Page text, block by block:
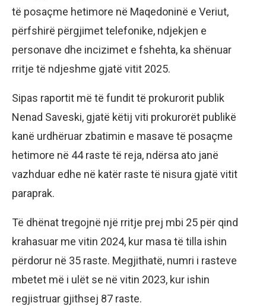
të posaçme hetimore në Maqedoninë e Veriut,
përfshirë përgjimet telefonike, ndjekjen e
personave dhe incizimet e fshehta, ka shënuar
rritje të ndjeshme gjatë vitit 2025.
Sipas raportit më të fundit të prokurorit publik
Nenad Saveski, gjatë këtij viti prokurorët publikë
kanë urdhëruar zbatimin e masave të posaçme
hetimore në 44 raste të reja, ndërsa ato janë
vazhduar edhe në katër raste të nisura gjatë vitit
paraprak.
Të dhënat tregojnë një rritje prej mbi 25 për qind
krahasuar me vitin 2024, kur masa të tilla ishin
përdorur në 35 raste. Megjithatë, numri i rasteve
mbetet më i ulët se në vitin 2023, kur ishin
regjistruar gjithsej 87 raste.